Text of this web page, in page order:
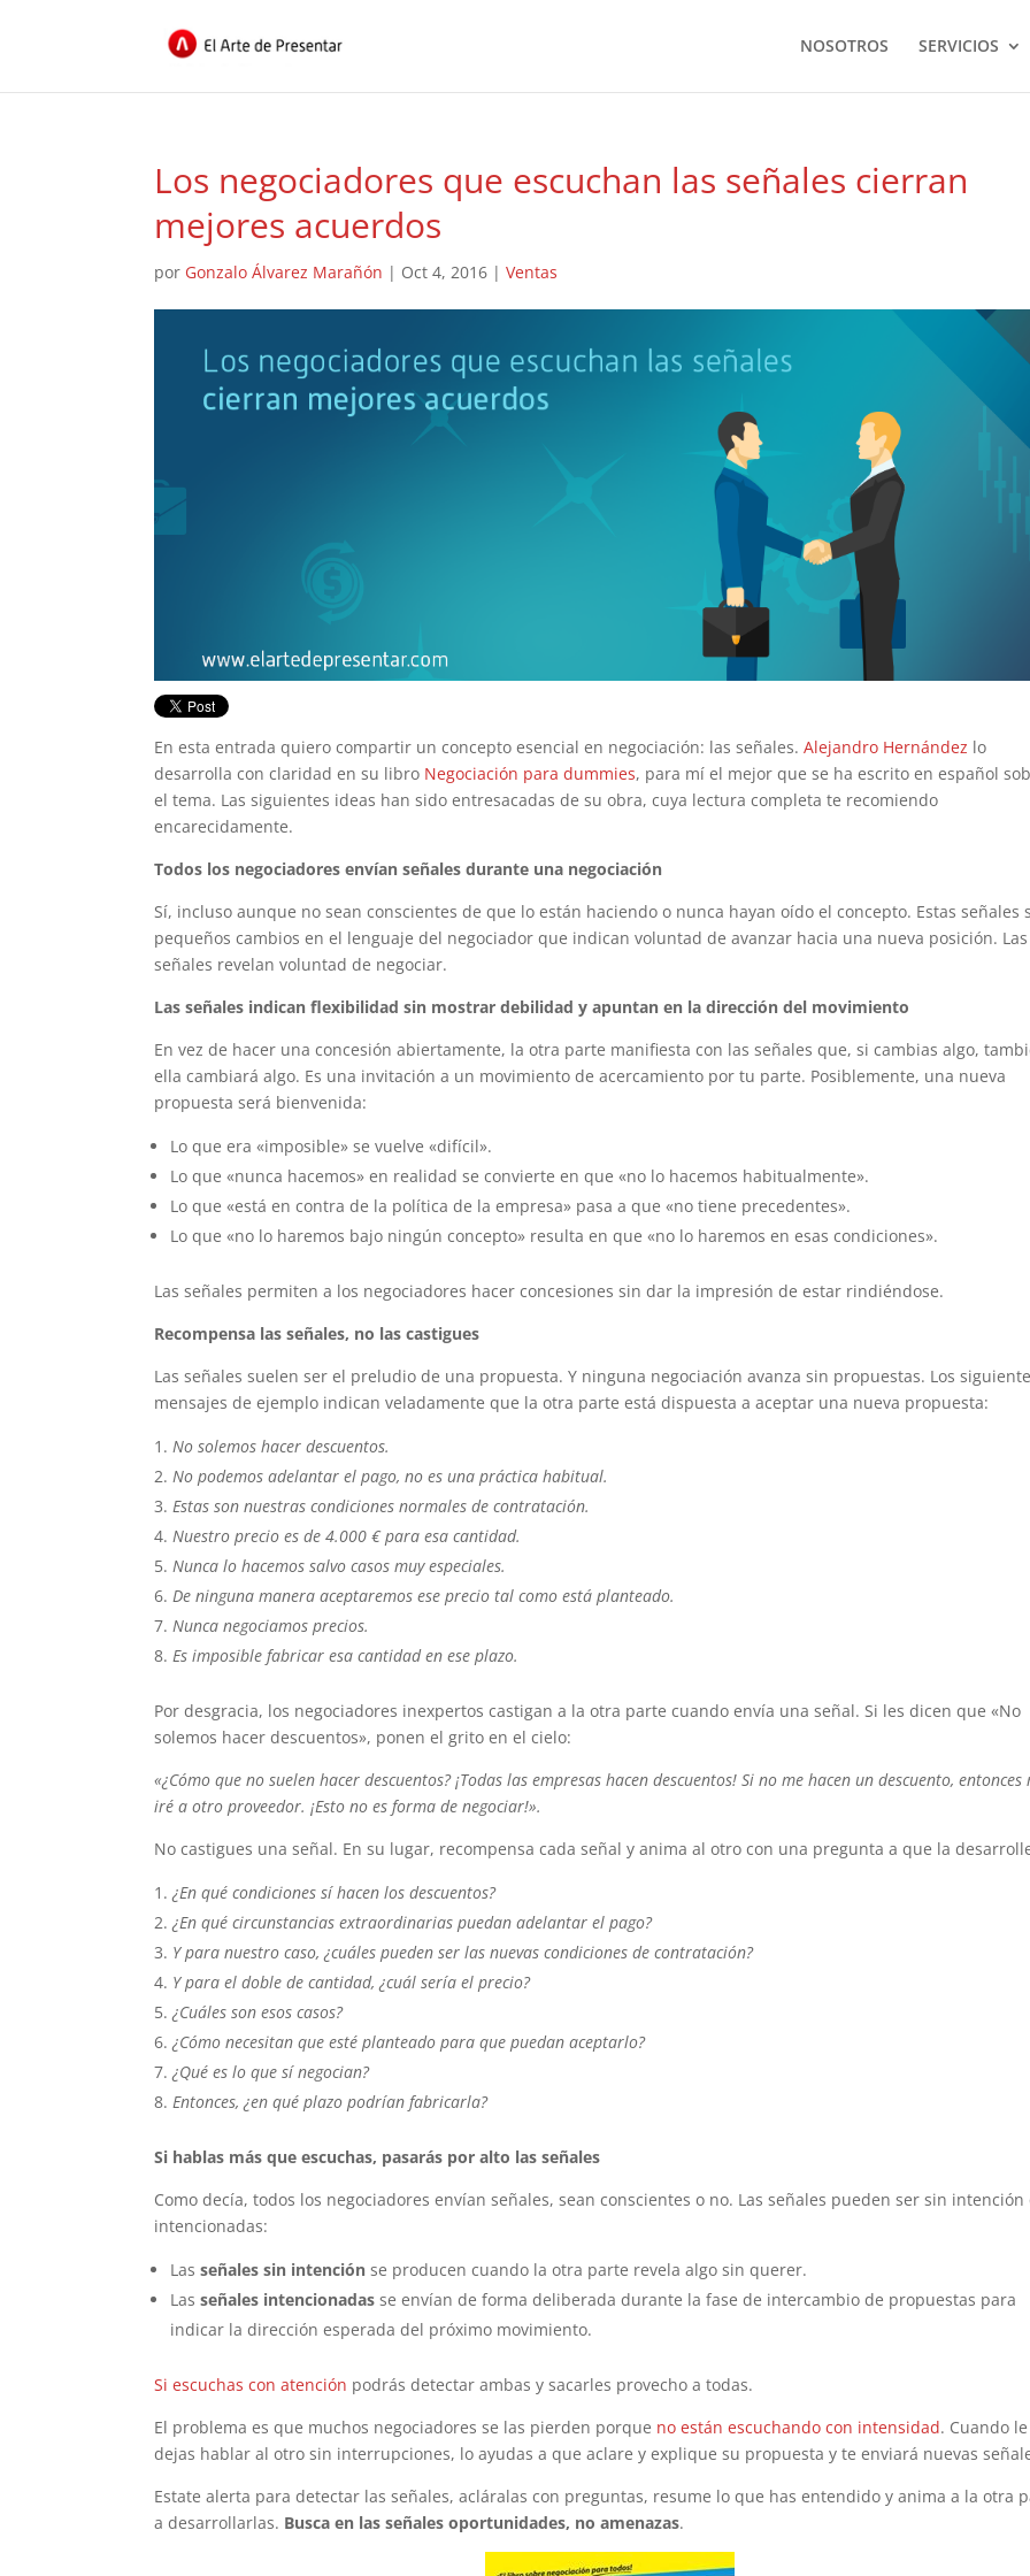
NOSOTROS SERVICIOS
Los negociadores que escuchan las señales cierran
mejores acuerdos
por Gonzalo Álvarez Marañón | Oct 4, 2016 |Ventas
En esta entrada quiero compartir un concepto esencial en negociación: las señales.Alejandro Hernández lo
desarrolla con claridad en su libro Negociación para dummies, para mí el mejor que se ha escrito en español
el tema. Las siguientes ideas han sido entresacadas de su obra, cuya lectura completa te recomiendo
encarecidamente.
Todos los negociadores envían señales durante una negociación
Sí, incluso aunque no sean conscientes de que lo están haciendo o nunca hayan oído el concepto. Estas señales
pequeños cambios en el lenguaje del negociador que indican voluntad de avanzar hacia una nueva posición. Las
señales revelan voluntad de negociar.
Las señales indican flexibilidad sin mostrar debilidad y apuntan en la dirección del movimiento
En vez de hacer una concesión abiertamente, la otra parte manifiesta con las señales que, si cambias algo,
ella cambiará algo. Es una invitación a un movimiento de acercamiento por tu parte. Posiblemente, una nueva
propuesta será bienvenida:
Lo que era «imposible» se vuelve «difícil».
Lo que «nunca hacemos» en realidad se convierte en que «no lo hacemos habitualmente».
Lo que «está en contra de la política de la empresa» pasa a que «no tiene precedentes».
Lo que «no lo haremos bajo ningún concepto» resulta en que «no lo haremos en esas condiciones».
Las señales permiten a los negociadores hacer concesiones sin dar la impresión de estar rindiéndose.
Recompensa las señales, no las castigues
Las señales suelen ser el preludio de una propuesta. Y ninguna negociación avanza sin propuestas. Los
mensajes de ejemplo indican veladamente que la otra parte está dispuesta a aceptar una nueva propuesta:
No solemos hacer descuentos.
No podemos adelantar el pago, no es una práctica habitual.
Estas son nuestras condiciones normales de contratación.
Nuestro precio es de 4.000 € para esa cantidad.
Nunca lo hacemos salvo casos muy especiales.
De ninguna manera aceptaremos ese precio tal como está planteado.
Nunca negociamos precios.
Es imposible fabricar esa cantidad en ese plazo.
Por desgracia, los negociadores inexpertos castigan a la otra parte cuando envía una señal. Si les dicen que «No
solemos hacer descuentos», ponen el grito en el cielo:
«¿Cómo que no suelen hacer descuentos? ¡Todas las empresas hacen descuentos! Si no me hacen un descuento, entonces
iré a otro proveedor. ¡Esto no es forma de negociar!».
No castigues una señal. En su lugar, recompensa cada señal y anima al otro con una pregunta a que la
¿En qué condiciones sí hacen los descuentos?
¿En qué circunstancias extraordinarias puedan adelantar el pago?
Y para nuestro caso, ¿cuáles pueden ser las nuevas condiciones de contratación?
Y para el doble de cantidad, ¿cuál sería el precio?
¿Cuáles son esos casos?
¿Cómo necesitan que esté planteado para que puedan aceptarlo?
¿Qué es lo que sí negocian?
Entonces, ¿en qué plazo podrían fabricarla?
Si hablas más que escuchas, pasarás por alto las señales
Como decía, todos los negociadores envían señales, sean conscientes o no. Las señales pueden ser sin intención
intencionadas:
Lasseñales sin intención se producen cuando la otra parte revela algo sin querer.
Lasseñales intencionadas se envían de forma deliberada durante la fase de intercambio de propuestas para
indicar la dirección esperada del próximo movimiento.
Si escuchas con atención podrás detectar ambas y sacarles provecho a todas.
El problema es que muchos negociadores se las pierden porque no están escuchando con intensidad. Cuando le
dejas hablar al otro sin interrupciones, lo ayudas a que aclare y explique su propuesta y te enviará nuevas
Estate alerta para detectar las señales, acláralas con preguntas, resume lo que has entendido y anima a la otra
a desarrollarlas. Busca en las señales oportunidades, no amenazas.